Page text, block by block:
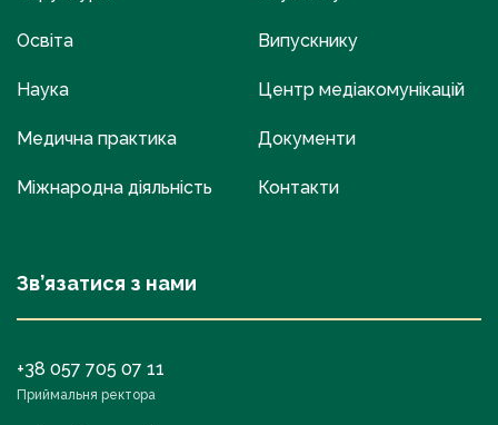
Освіта
Наука
Медична практика
Міжнародна діяльність
Випускнику
Центр медіакомунікацій
Документи
Контакти
Зв’язатися з нами
+38 057 705 07 11
Приймальня ректора